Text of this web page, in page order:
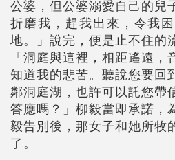
公婆，但公婆溺愛自己的兒
折磨我，趕我出來，令我
地。」說完，便是止不住的
「洞庭與這裡，相距遙遠
知道我的悲苦。聽說您要回
鄰洞庭湖，也許可以託您帶
答應嗎？」柳毅當即承諾，
毅告別後，那女子和她所牧
了。